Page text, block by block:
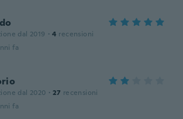
dal 2019 · 4 recensioni
fa
dal 2020 · 27 recensioni
fa